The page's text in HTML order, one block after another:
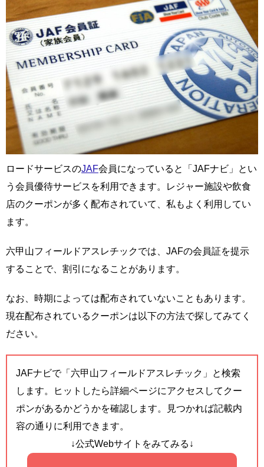
ロードサービスのJAF会員になっていると「JAFナビ」とい
う会員優待サービスを利用できます。レジャー施設や飲食
店のクーポンが多く配布されていて、私もよく利用してい
ます。
六甲山フィールドアスレチックでは、JAFの会員証を提示
することで、割引になることがあります。
なお、時期によっては配布されていないこともあります。
現在配布されているクーポンは以下の方法で探してみてく
ださい。
JAFナビで「六甲山フィールドアスレチック」と検索
します。ヒットしたら詳細ページにアクセスしてクー
ポンがあるかどうかを確認します。見つかれば記載内
容の通りに利用できます。
↓公式Webサイトをみてみる↓